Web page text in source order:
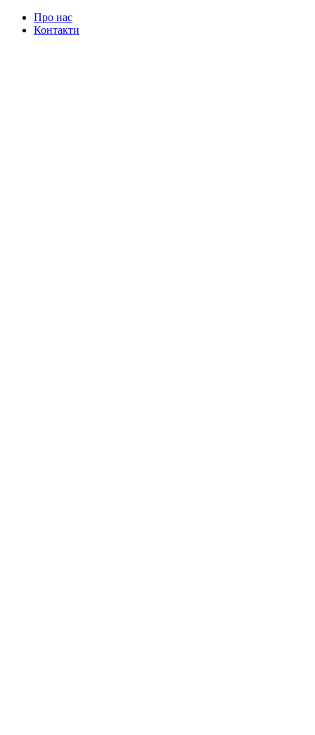
Про нас
Контакти